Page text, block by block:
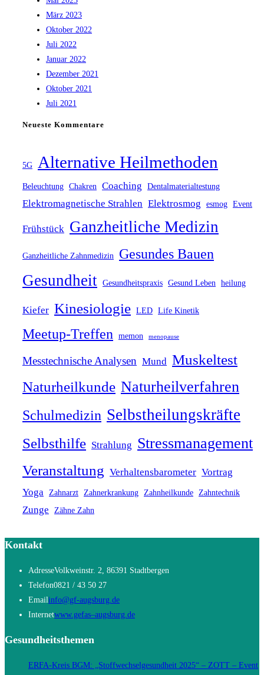
März 2023
Oktober 2022
Juli 2022
Januar 2022
Dezember 2021
Oktober 2021
Juli 2021
Neueste Kommentare
5G Alternative Heilmethoden
Beleuchtung Chakren Coaching Dentalmaterialtestung
Elektromagnetische Strahlen Elektrosmog esmog Event
Frühstück Ganzheitliche Medizin
Ganzheitliche Zahnmedizin Gesundes Bauen
Gesundheit Gesundheitspraxis Gesund Leben heilung
Kiefer Kinesiologie LED Life Kinetik
Meetup-Treffen memon menopause
Messtechnische Analysen Mund Muskeltest
Naturheilkunde Naturheilverfahren
Schulmedizin Selbstheilungskräfte
Selbsthilfe Strahlung Stressmanagement
Veranstaltung Verhaltensbarometer Vortrag
Yoga Zahnarzt Zahnerkrankung Zahnheilkunde Zahntechnik
Zunge Zähne Zahn
Kontakt
AdresseVolkweinstr. 2, 86391 Stadtbergen
Telefon0821 / 43 50 27
Emailinfo@gf-augsburg.deOpens
in
Internetwww.gefas–augsburg.deOpens
Gesundheitsthemen
ERFA-Kreis BGM: „Stoffwechselgesundheit 2025“ – ZOTT – Event